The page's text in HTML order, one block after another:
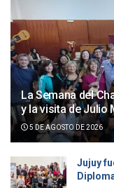
La Semana del
y la visita de Julio
5 DE AGOSTO DE 2026
Jujuy